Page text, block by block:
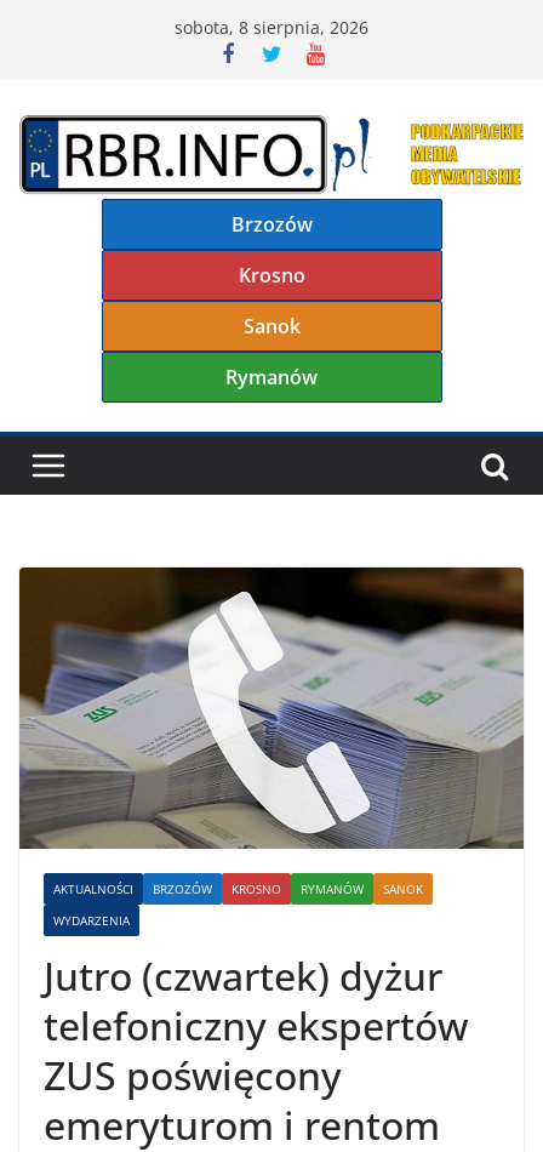
sobota, 8 sierpnia, 2026
Brzozów
Krosno
Sanok
Rymanów
AKTUALNOŚCI BRZOZÓW KROSNO RYMANÓW
SANOK
WYDARZENIA
Jutro (czwartek) dyżur
telefoniczny ekspertów
ZUS poświęcony
emeryturom i rentom